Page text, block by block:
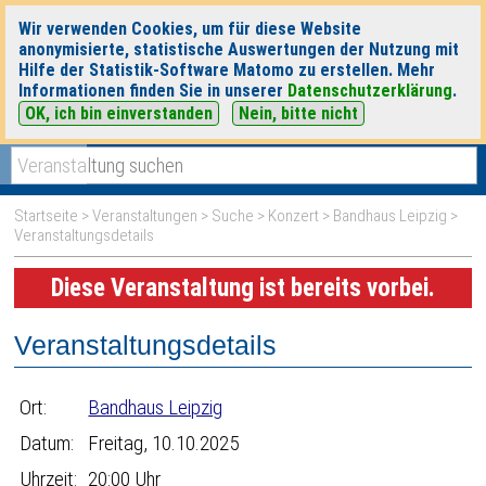
Wir verwenden Cookies, um für diese Website
anonymisierte, statistische Auswertungen der Nutzung mit
Hilfe der Statistik-Software Matomo zu erstellen. Mehr
Informationen finden Sie in unserer Datenschutzerklärung.
OK, ich bin einverstanden
Nein, bitte nicht
heute|morgen|
Startseite >Veranstaltungen > Suche > Konzert > Bandhaus Leipzig >
Veranstaltungsdetails
Diese Veranstaltung ist bereits vorbei.
Veranstaltungsdetails
Ort:
Bandhaus Leipzig
Datum:
Freitag, 10.10.2025
Uhrzeit: 20:00 Uhr